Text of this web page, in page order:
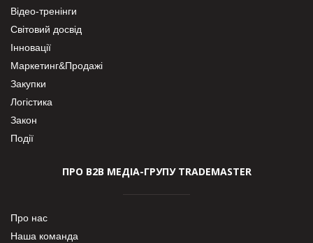
Відео-тренінги
Світовий досвід
Інновації
Маркетинг&Продажі
Закупки
Логістика
Закон
Події
ПРО В2В МЕДІА-ГРУПУ TRADEMASTER
Про нас
Наша команда